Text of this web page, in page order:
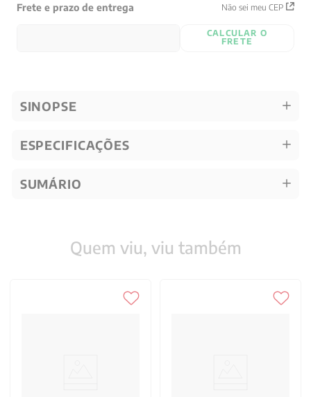
Frete e prazo de entrega Não sei meu CEP
CALCULAR O
FRETE
SINOPSE
ESPECIFICAÇÕES
SUMÁRIO
Quem viu, viu também